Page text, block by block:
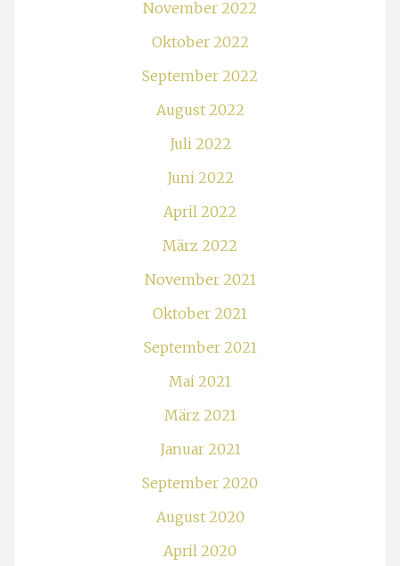
November 2022
Oktober 2022
September 2022
August 2022
Juli 2022
Juni 2022
April 2022
März 2022
November 2021
Oktober 2021
September 2021
Mai 2021
März 2021
Januar 2021
September 2020
August 2020
April 2020